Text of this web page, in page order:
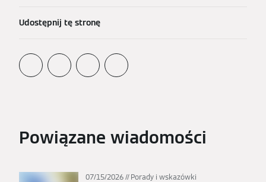
Udostępnij tę stronę
Powiązane wiadomości
07/15/2026 Porady i wskazówki